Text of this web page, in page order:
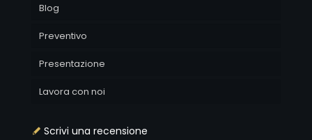
Blog
Preventivo
Presentazione
Lavora con noi
Scrivi una recensione